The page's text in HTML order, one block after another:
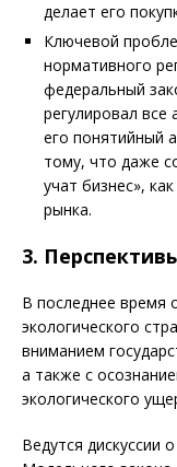
делает его
Ключевой
нормативного
федеральный
регулировал все
его понятийный
тому, что даже
учат бизнес»,
рынка.
3.
В последнее время
экологического
вниманием
а также с
экологического
Ведутся дискуссии